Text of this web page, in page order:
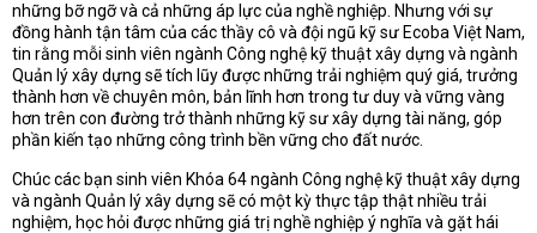
những bỡ ngỡ và cả những áp lực của nghề nghiệp. Nhưng với sự
đồng hành tận tâm của các thầy cô và đội ngũ kỹ sư Ecoba Việt Nam,
tin rằng mỗi sinh viên ngành Công nghệ kỹ thuật xây dựng và ngành
Quản lý xây dựng sẽ tích lũy được những trải nghiệm quý giá, trưởng
thành hơn về chuyên môn, bản lĩnh hơn trong tư duy và vững vàng
hơn trên con đường trở thành những kỹ sư xây dựng tài năng, góp
phần kiến tạo những công trình bền vững cho đất nước.
Chúc các bạn sinh viên Khóa 64 ngành Công nghệ kỹ thuật xây dựng
và ngành Quản lý xây dựng sẽ có một kỳ thực tập thật nhiều trải
nghiệm, học hỏi được những giá trị nghề nghiệp ý nghĩa và gặt hái